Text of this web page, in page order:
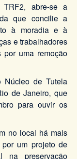
abre-se a
que concilie a
à moradia e à
e trabalhadores
por uma remoção
de Tutela
de Janeiro, que
para ouvir os
no local há mais
um projeto de
na preservação